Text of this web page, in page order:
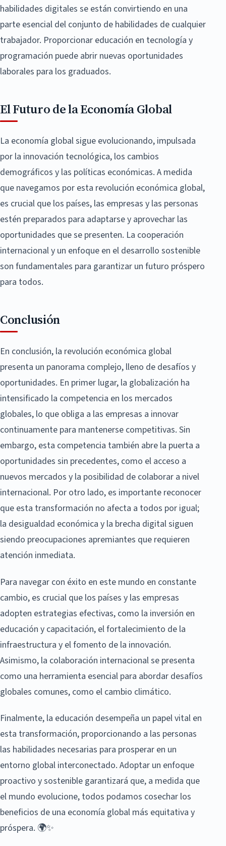
habilidades digitales se están convirtiendo en una
parte esencial del conjunto de habilidades de cualquier
trabajador. Proporcionar educación en tecnología y
programación puede abrir nuevas oportunidades
laborales para los graduados.
El Futuro de la Economía Global
La economía global sigue evolucionando, impulsada
por la innovación tecnológica, los cambios
demográficos y las políticas económicas. A medida
que navegamos por esta revolución económica global,
es crucial que los países, las empresas y las personas
estén preparados para adaptarse y aprovechar las
oportunidades que se presenten. La cooperación
internacional y un enfoque en el desarrollo sostenible
son fundamentales para garantizar un futuro próspero
para todos.
Conclusión
En conclusión, la revolución económica global
presenta un panorama complejo, lleno de desafíos y
oportunidades. En primer lugar, la globalización ha
intensificado la competencia en los mercados
globales, lo que obliga a las empresas a innovar
continuamente para mantenerse competitivas. Sin
embargo, esta competencia también abre la puerta a
oportunidades sin precedentes, como el acceso a
nuevos mercados y la posibilidad de colaborar a nivel
internacional. Por otro lado, es importante reconocer
que esta transformación no afecta a todos por igual;
la desigualdad económica y la brecha digital siguen
siendo preocupaciones apremiantes que requieren
atención inmediata.
Para navegar con éxito en este mundo en constante
cambio, es crucial que los países y las empresas
adopten estrategias efectivas, como la inversión en
educación y capacitación, el fortalecimiento de la
infraestructura y el fomento de la innovación.
Asimismo, la colaboración internacional se presenta
como una herramienta esencial para abordar desafíos
globales comunes, como el cambio climático.
Finalmente, la educación desempeña un papel vital en
esta transformación, proporcionando a las personas
las habilidades necesarias para prosperar en un
entorno global interconectado. Adoptar un enfoque
proactivo y sostenible garantizará que, a medida que
el mundo evolucione, todos podamos cosechar los
beneficios de una economía global más equitativa y
próspera. 🌍✨